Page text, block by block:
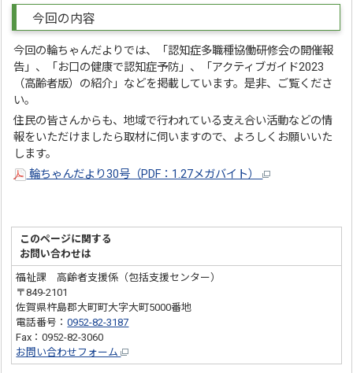
今回の内容
今回の輪ちゃんだよりでは、「認知症多職種協働研修会の開催報
告」、「お口の健康で認知症予防」、「アクティブガイド2023
（高齢者版）の紹介」などを掲載しています。是非、ご覧くださ
い。
住民の皆さんからも、地域で行われている支え合い活動などの情
報をいただけましたら取材に伺いますので、よろしくお願いいた
します。
輪ちゃんだより30号（PDF：1.27メガバイト）
このページに関する
お問い合わせは
福祉課 高齢者支援係（包括支援センター）
〒849-2101
佐賀県杵島郡大町町大字大町5000番地
電話番号：0952-82-3187
Fax：0952-82-3060
お問い合わせフォーム